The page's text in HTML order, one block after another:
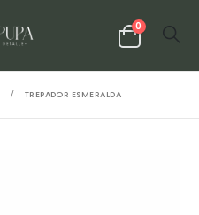
0
TREPADOR ESMERALDA